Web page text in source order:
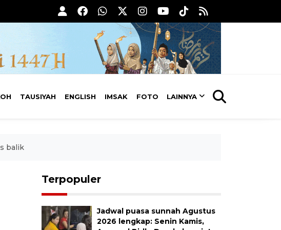
TAUSIYAH ENGLISH IMSAK FOTO LAINNYA
balik
Terpopuler
Jadwal puasa sunnah Agustus
2026 lengkap: Senin Kamis,